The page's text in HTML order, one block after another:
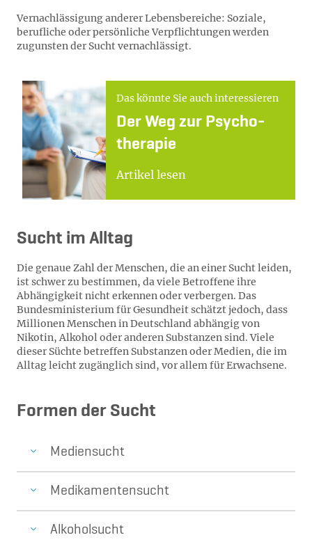
Vernachlässigung anderer Lebensbereiche: Soziale,
berufliche oder persönliche Verpflichtungen werden
zugunsten der Sucht vernachlässigt.
Das könnte Sie auch interessieren
Der Weg zur Psy­cho­
the­ra­pie
Artikel lesen
Sucht im Alltag
Die genaue Zahl der Menschen, die an einer Sucht leiden,
ist schwer zu bestimmen, da viele Betroffene ihre
Abhängigkeit nicht erkennen oder verbergen. Das
Bundesministerium für Gesundheit schätzt jedoch, dass
Millionen Menschen in Deutschland abhängig von
Nikotin, Alkohol oder anderen Substanzen sind. Viele
dieser Süchte betreffen Substanzen oder Medien, die im
Alltag leicht zugänglich sind, vor allem für Erwachsene.
Formen der Sucht
Mediensucht
Medikamentensucht
Alkoholsucht